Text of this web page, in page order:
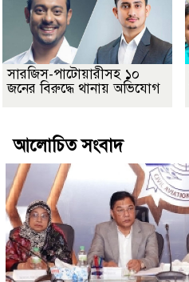
সারজিস-পাটোয়ারীসহ ১০
জনের বিরুদ্ধে থানায় অভিযোগ
আলোচিত সংবাদ